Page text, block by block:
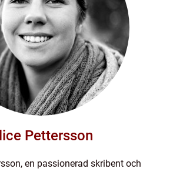
Pettersson
en passionerad skribent och